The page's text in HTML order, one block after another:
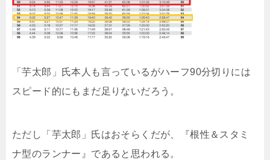
「芋太郎」氏本人も言っているがハーフ90分切りには
スピード的にもまだ足りないだろう。
ただし「芋太郎」氏はおそらくだが、『根性＆スタミ
ナ型のランナー』であると思われる。